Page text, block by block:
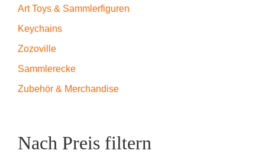
Art Toys & Sammlerfiguren
Keychains
Zozoville
Sammlerecke
Zubehör & Merchandise
Nach Preis filtern